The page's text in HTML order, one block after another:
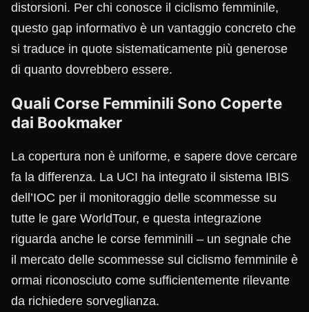
distorsioni. Per chi conosce il ciclismo femminile,
questo gap informativo è un vantaggio concreto che
si traduce in quote sistematicamente più generose
di quanto dovrebbero essere.
Quali Corse Femminili Sono Coperte
dai Bookmaker
La copertura non è uniforme, e sapere dove cercare
fa la differenza. La UCI ha integrato il sistema IBIS
dell’IOC per il monitoraggio delle scommesse su
tutte le gare WorldTour, e questa integrazione
riguarda anche le corse femminili – un segnale che
il mercato delle scommesse sul ciclismo femminile è
ormai riconosciuto come sufficientemente rilevante
da richiedere sorveglianza.